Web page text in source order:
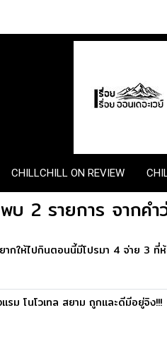
CHILLCHILL ON REVIEW
บ 2 รายการ จากคำ
ให้ไปกินตอนนี้มีโปรมา 4 จ่าย 3 ที่
ม โนโวเทล สยาม ถูกและดีมีอยู่จิง!!!